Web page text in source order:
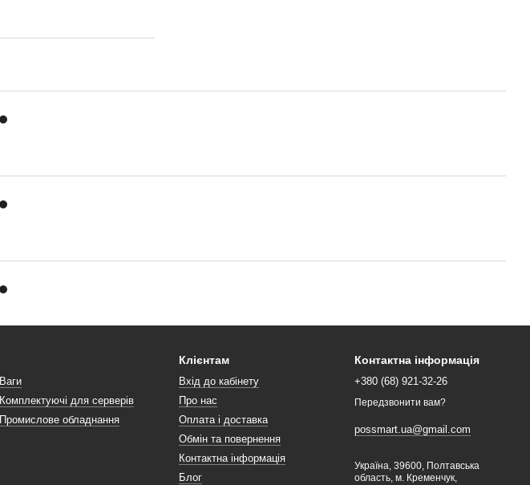
Ваги
Комплектуючі для серверів
Промислове обладнання
Клієнтам
Вхід до кабінету
Про нас
Оплата і доставка
Обмін та повернення
Контактна інформація
Блог
Контактна інформація
+380 (68) 921-32-26
Передзвонити вам?
possmart.ua@gmail.com
Україна, 39600, Полтавська
область, м. Кременчук,